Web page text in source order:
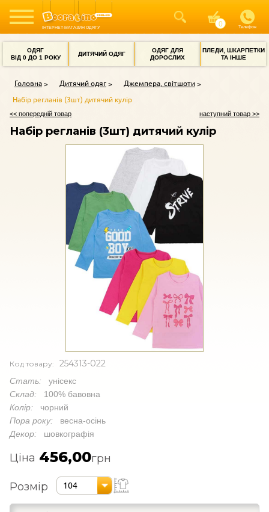
ІНТЕРНЕТ-МАГАЗИН ОДЯГУ Телефон
ОДЯГ
ВІД 0 ДО 1 РОКУ
ДИТЯЧИЙ ОДЯГ
ОДЯГ ДЛЯ
ДОРОСЛИХ
ПЛЕДИ, ШКАРПЕТКИ
ТА ІНШЕ
Головна Дитячий одяг
Джемпера, світшоти
Набір регланів (3шт) дитячий кулір
<< попередній товар наступний товар >>
Набір регланів (3шт) дитячий кулір
Код товару: 254313-022
Стать: унісекс
Склад: 100% бавовна
Колір: чорний
Пора року: весна-осінь
Декор: шовкографія
Ціна 456,00грн
Розмір 104